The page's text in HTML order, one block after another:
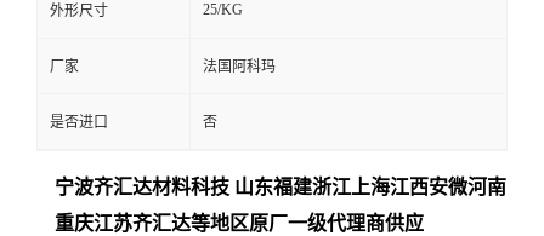
外形尺寸 25/KG
厂家 法国阿科玛
是否进口 否
宁波齐汇达材料科技 山东福建浙江上海江西安微河南
重庆江苏齐汇达等地区原厂一级代理商供应